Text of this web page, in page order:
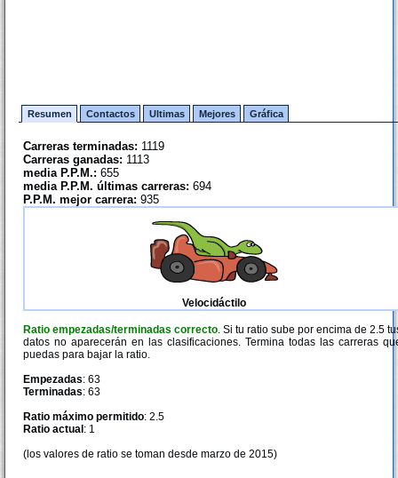
Resumen Contactos Ultimas Mejores Gráfica
Carreras terminadas: 1119
Carreras ganadas: 1113
media P.P.M.: 655
media P.P.M. últimas carreras: 694
P.P.M. mejor carrera: 935
Velocidáctilo
Ratio empezadas/terminadas correcto. Si tu ratio sube por encima de 2.5
datos no aparecerán en las clasificaciones. Termina todas las carreras
puedas para bajar la ratio.
Empezadas: 63
Terminadas: 63
Ratio máximo permitido: 2.5
Ratio actual : 1
(los valores de ratio se toman desde marzo de 2015)